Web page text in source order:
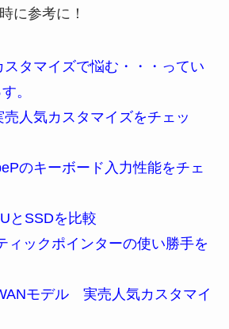
に参考に！
スタマイズで悩む・・・ってい
。
人気カスタマイズをチェッ
のキーボード入力性能をチェ
とSSDを比較
ィックポインターの使い勝手を
モデル 実売人気カスタマイ